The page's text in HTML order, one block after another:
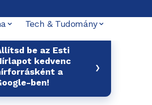
Tech & Tudomány
be az Esti
kedvenc
a
ben!
›